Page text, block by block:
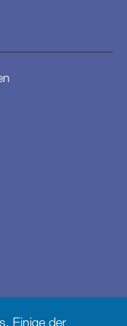
Einige der